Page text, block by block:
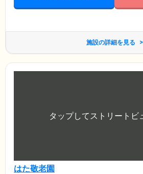
施設の詳細を見る
はた敬老園